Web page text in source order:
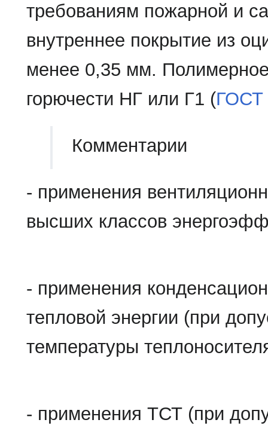
требованиям пожарной и
внутреннее покрытие из
менее 0,35 мм.
горючести НГ или Г1 (ГОСТ
Комментарии
- применения
высших классов
- применения
тепловой энергии (при
температуры
- применения ТСТ (при